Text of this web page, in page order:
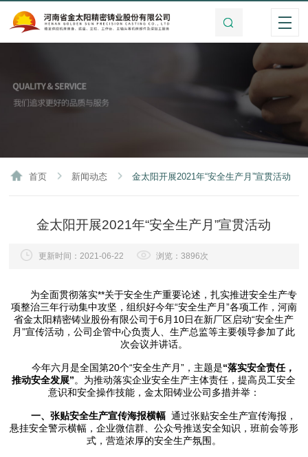
首页 新闻动态 金太阳开展2021年“安全生产月”宣贯活动
金太阳开展2021年“安全生产月”宣贯活动
更新时间：2021-06-22 浏览：3896次
为全面贯彻落实**关于安全生产重要论述，扎实推进安全生产专
项整治三年行动集中攻坚，组织好今年“安全生产月”各项工作，河南
省金太阳精密铸业股份有限公司于6月10日在新厂区启动“安全生产
月”宣传活动，公司企管中心负责人、生产总监等主要领导参加了此
次会议并讲话。
今年六月是全国第20个“安全生产月”，主题是“落实安全责任，
推动安全发展”。为推动落实企业安全生产主体责任，提高员工安全
意识和安全操作技能，金太阳铸业公司多措并举：
一、张贴安全生产宣传海报横幅通过张贴安全生产宣传海报，
悬挂安全警示横幅，企业微信群、公众号推送安全知识，班前会等形
式，营造浓厚的安全生产氛围。